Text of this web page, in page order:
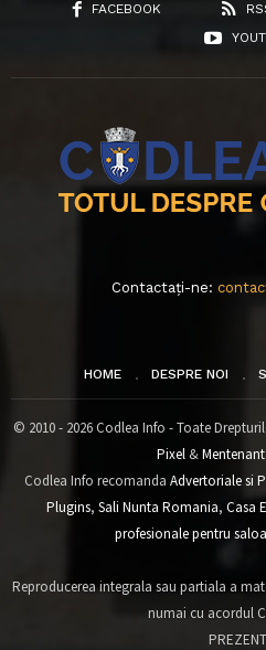
FACEBOOK
Contactați-ne:
HOME DESPRE NOI
© 2010 - 2026 Codlea Info - Toate
Pixel&
Codlea Info recomanda Advertoriale si
Plugins, Sali Nunta Romania, Casa
profesionale pentru
Reproducerea integrala sau partiala a
numai cu acordul